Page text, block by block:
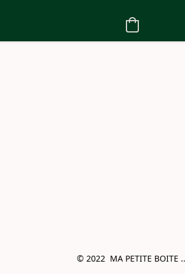
© 2022  MA PETITE BOITE